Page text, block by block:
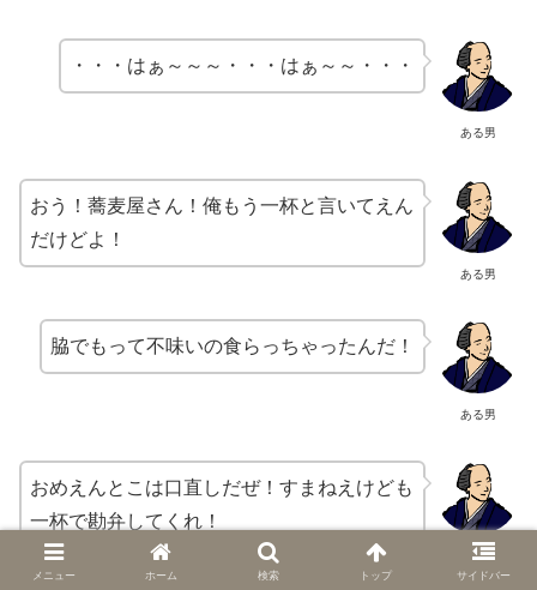
ある男
・・・はぁ～～～・・・はぁ～～・・・
ある男
おう！蕎麦屋さん！俺もう一杯と言いてえん
だけどよ！
ある男
脇でもって不味いの食らっちゃったんだ！
ある男
おめえんとこは口直しだぜ！すまねえけども
一杯で勘弁してくれ！
メニュー ホーム 検索 トップ サイドバー